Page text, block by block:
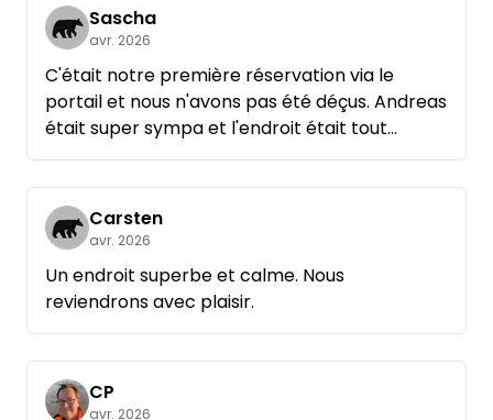
Sascha
avr. 2026
C'était notre première réservation via le
portail et nous n'avons pas été déçus. Andreas
était super sympa et l'endroit était tout
simplement de rêve. Un grand merci pour ce
séjour formidable !
Carsten
avr. 2026
Un endroit superbe et calme. Nous
reviendrons avec plaisir.
CP
avr. 2026